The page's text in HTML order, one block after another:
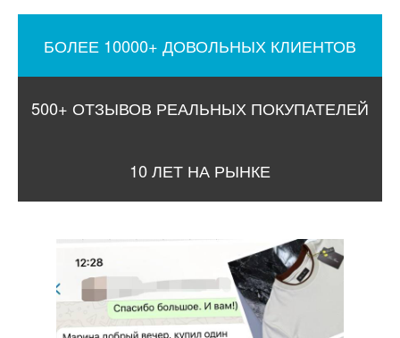
БОЛЕЕ 10000+ ДОВОЛЬНЫХ КЛИЕНТОВ
500+ ОТЗЫВОВ РЕАЛЬНЫХ ПОКУПАТЕЛЕЙ
10 ЛЕТ НА РЫНКЕ